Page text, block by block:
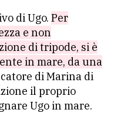
di Ugo. Per
e non
di tripode, si è
in mare, da una
di Marina di
il proprio
Ugo in mare.